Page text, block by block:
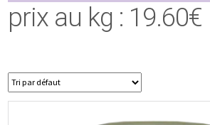
Au rucher
Contact
prix au kg : 19.60€